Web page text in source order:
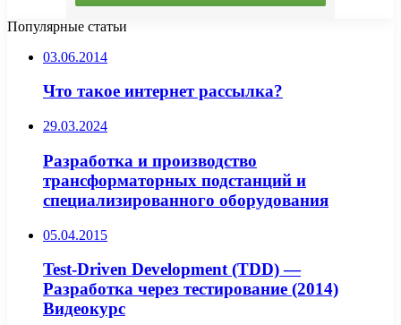
Популярные статьи
03.06.2014
Что такое интернет рассылка?
29.03.2024
Разработка и производство
трансформаторных подстанций и
специализированного оборудования
05.04.2015
Test-Driven Development (TDD) —
Разработка через тестирование (2014)
Видеокурс